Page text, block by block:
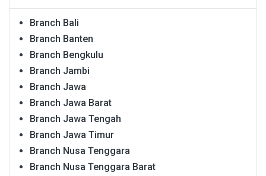
Branch Bali
Branch Banten
Branch Bengkulu
Branch Jambi
Branch Jawa
Branch Jawa Barat
Branch Jawa Tengah
Branch Jawa Timur
Branch Nusa Tenggara
Branch Nusa Tenggara Barat